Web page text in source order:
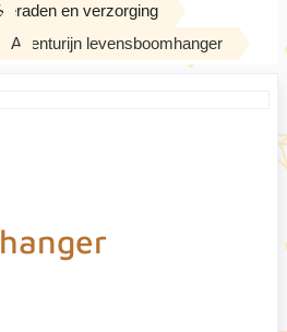
en verzorging
Aventurijn levensboomhanger